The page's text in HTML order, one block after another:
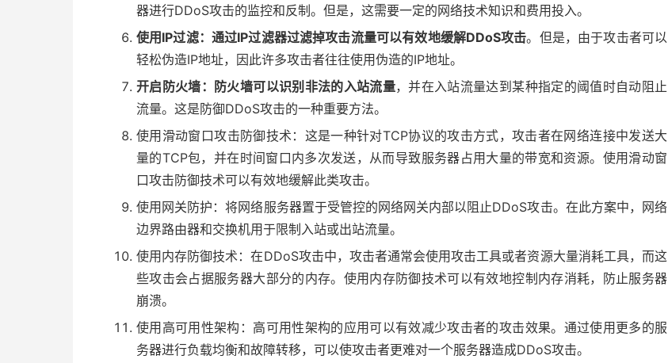
器进行DDoS攻击的监控和反制。但是，这需要一定的网络技术知识和费用投入。
使用IP过滤：通过IP过滤器过滤掉攻击流量可以有效地缓解DDoS攻击。但是，由于攻击者可以
轻松伪造IP地址，因此许多攻击者往往使用伪造的IP地址。
开启防火墙：防火墙可以识别非法的入站流量，并在入站流量达到某种指定的阈值时自动阻止
流量。这是防御DDoS攻击的一种重要方法。
使用滑动窗口攻击防御技术：这是一种针对TCP协议的攻击方式，攻击者在网络连接中发送大
量的TCP包，并在时间窗口内多次发送，从而导致服务器占用大量的带宽和资源。使用滑动窗
口攻击防御技术可以有效地缓解此类攻击。
使用网关防护：将网络服务器置于受管控的网络网关内部以阻止DDoS攻击。在此方案中，网络
边界路由器和交换机用于限制入站或出站流量。
使用内存防御技术：在DDoS攻击中，攻击者通常会使用攻击工具或者资源大量消耗工具，而这
些攻击会占据服务器大部分的内存。使用内存防御技术可以有效地控制内存消耗，防止服务器
崩溃。
使用高可用性架构：高可用性架构的应用可以有效减少攻击者的攻击效果。通过使用更多的服
务器进行负载均衡和故障转移，可以使攻击者更难对一个服务器造成DDoS攻击。